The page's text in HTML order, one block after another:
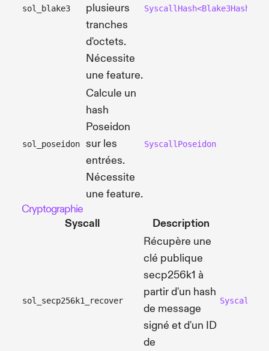
sol_blake3
plusieurs
tranches
d'octets.
Nécessite
une feature.
SyscallHash<Blake3Hasher>
sol_poseidon
Calcule un
hash
Poseidon
sur les
entrées.
Nécessite
une feature.
SyscallPoseidon
Cryptographie
Syscall
Description
sol_secp256k1_recover
Récupère une
clé publique
secp256k1 à
partir d'un hash
de message
signé et d'un ID
de